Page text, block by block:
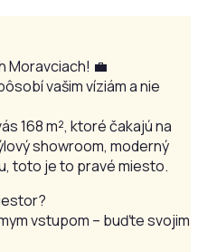
Moravciach! 💼
vašim víziám a nie
168 m², ktoré čakajú na
showroom, moderný
toto je to pravé miesto.
vstupom – buďte svojim